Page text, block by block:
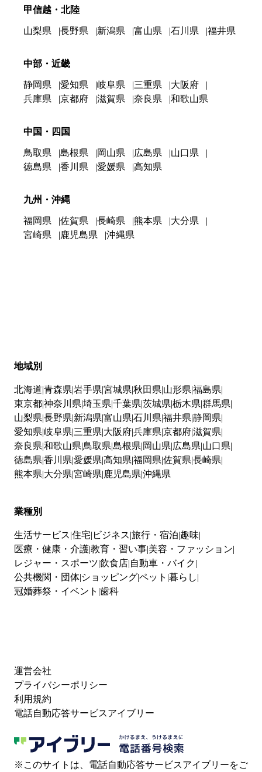
甲信越・北陸
山梨県 長野県 新潟県 富山県 石川県 福井県
中部・近畿
静岡県 愛知県 岐阜県 三重県
大阪府
兵庫県
京都府 滋賀県 奈良県 和歌山県
中国・四国
鳥取県 島根県 岡山県 広島県
山口県
徳島県
香川県 愛媛県 高知県
九州・沖縄
福岡県 佐賀県 長崎県 熊本県
大分県
宮崎県
鹿児島県 沖縄県
地域別
北海道 青森県 岩手県 宮城県 秋田県 山形県 福島県
東京都神奈川県 埼玉県 千葉県 茨城県 栃木県 群馬県
山梨県 長野県 新潟県 富山県 石川県 福井県 静岡県
愛知県 岐阜県 三重県 大阪府兵庫県 京都府滋賀県
奈良県 和歌山県 鳥取県 島根県 岡山県 広島県 山口県
徳島県 香川県 愛媛県 高知県 福岡県 佐賀県 長崎県
熊本県 大分県 宮崎県 鹿児島県 沖縄県
業種別
生活サービス 住宅 ビジネス 旅行・宿泊 趣味
医療・健康・介護教育・習い事 美容・ファッション
レジャー・スポーツ 飲食店 自動車・バイク
公共機関・団体 ショッピングペット 暮らし
冠婚葬祭・イベント 歯科
運営会社
プライバシーポリシー
利用規約
電話自動応答サービスアイブリー
※このサイトは、電話自動応答サービスアイブリーをご